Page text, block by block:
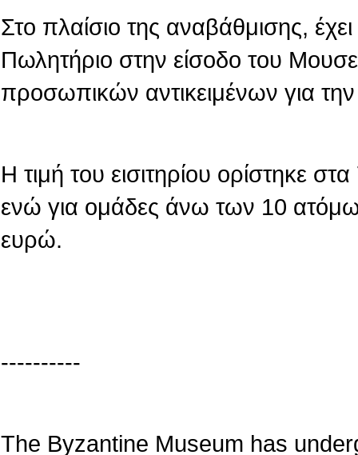
Στο πλαίσιο της αναβάθμισης,
Πωλητήριο στην είσοδο του
προσωπικών αντικειμένων για
Η τιμή του εισιτηρίου ορίστηκε
ενώ για ομάδες άνω των 10
ευρώ.
----------
The Byzantine Museum has